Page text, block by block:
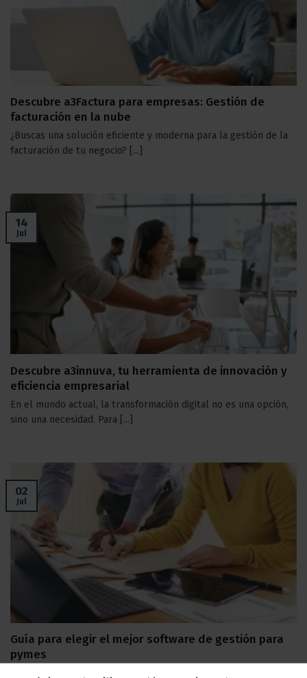
Descubre a3Factura para empresas: Gestión de
facturación en la nube
¿Buscas una solución eficiente y moderna para la gestión de la
facturación de tu negocio? [...]
Descubre a3innuva, tu herramienta de innovación y
eficiencia empresarial
En el mundo actual, la transformación digital no es una opción,
sino una necesidad. Para [...]
14
Jul
Guía para elegir el mejor software de gestión para
pymes
02
Jul